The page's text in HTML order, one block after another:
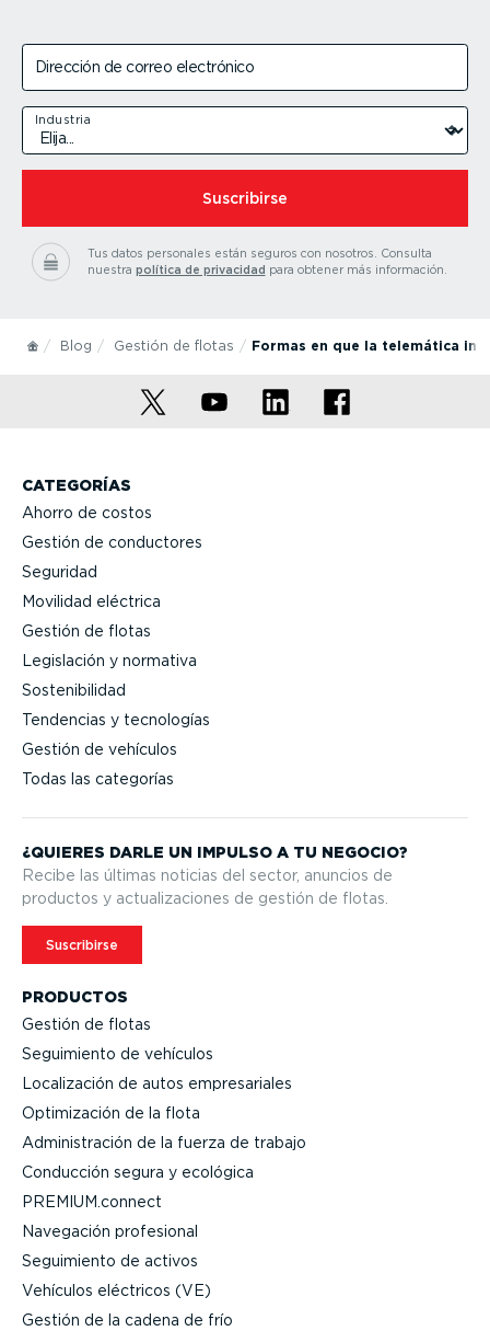
Dirección de correo electrónico
Industria
Suscribirse
Tus datos personales están seguros con nosotros. Consulta
nuestra política de privacidad para obtener más información.
Blog Gestión de flotas Formas en que la telemática
CATEGORÍAS
Ahorro de costos
Gestión de conductores
Seguridad
Movilidad eléctrica
Gestión de flotas
Legislación y normativa
Sostenibilidad
Tendencias y tecnologías
Gestión de vehículos
Todas las categorías
PRODUCTOS
Gestión de flotas
Seguimiento de vehículos
Locali­zación de autos empre­sa­riales
Optimi­zación de la flota
Adminis­tración de la fuerza de trabajo
Conducción segura y ecológica
PREMIUM.connect
Navegación profesional
Seguimiento de activos
Vehículos eléctricos (VE)
Gestión de la cadena de frío
¿QUIERES DARLE UN IMPULSO A TU NEGOCIO?
Recibe las últimas noticias del sector, anuncios de
productos y actua­li­za­ciones de gestión de flotas.
Suscribirse